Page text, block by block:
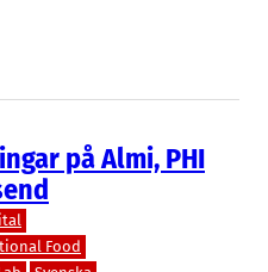
på Almi, PHI
Food